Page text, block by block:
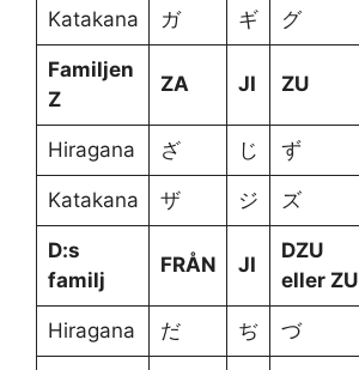
Katakana ガ ギ グ
Familjen
Z
ZA JI ZU
Hiragana ざ じ ず
Katakana ザ ジ ズ
D:s
familj
FRÅN JI
DZU
eller ZU
Hiragana だ ぢ づ